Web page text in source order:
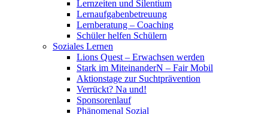
Lernzeiten und Silentium
Lernaufgabenbetreuung
Lernberatung – Coaching
Schüler helfen Schülern
Soziales Lernen
Lions Quest – Erwachsen werden
Stark im MiteinanderN – Fair Mobil
Aktionstage zur Suchtprävention
Verrückt? Na und!
Sponsorenlauf
Phänomenal Sozial